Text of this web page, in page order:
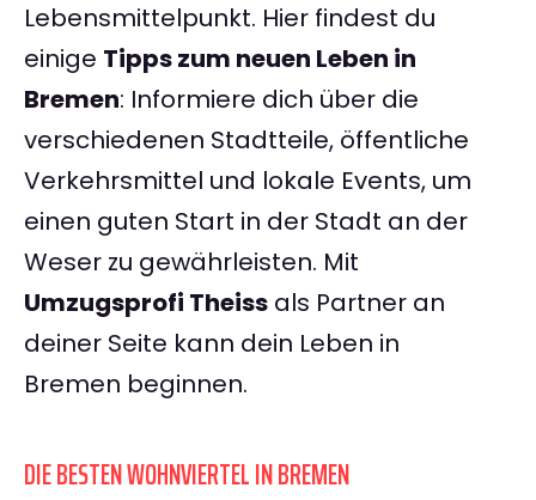
Lebensmittelpunkt. Hier findest du
einige Tipps zum neuen Leben in
Bremen: Informiere dich über die
verschiedenen Stadtteile, öffentliche
Verkehrsmittel und lokale Events, um
einen guten Start in der Stadt an der
Weser zu gewährleisten. Mit
Umzugsprofi Theiss als Partner an
deiner Seite kann dein Leben in
Bremen beginnen.
DIE BESTEN WOHNVIERTEL IN BREMEN